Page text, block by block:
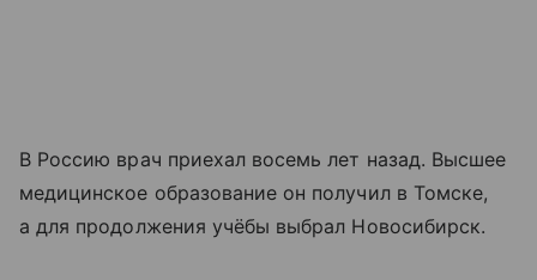
В Россию врач приехал восемь лет назад. Высшее
медицинское образование он получил в Томске,
а для продолжения учёбы выбрал Новосибирск.